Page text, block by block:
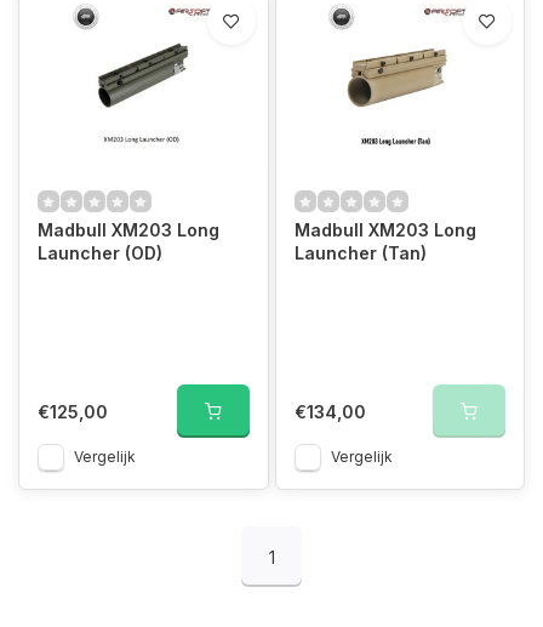
Madbull XM203 Long
Launcher (OD)
€125,00
Vergelijk
Madbull XM203 Long
Launcher (Tan)
€134,00
Vergelijk
1